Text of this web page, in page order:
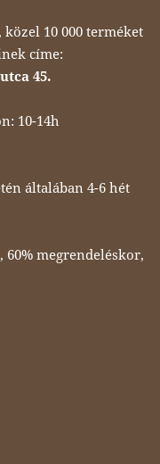
10 000 terméket
címe:
45.
10-14h
általában 4-6 hét
60% megrendeléskor,